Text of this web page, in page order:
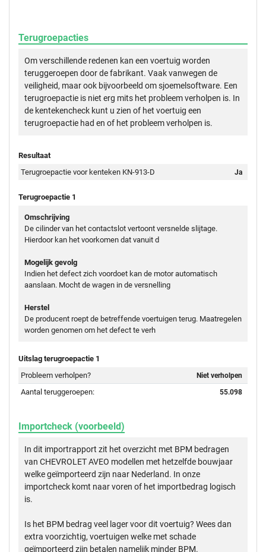
Terugroepacties
Om verschillende redenen kan een voertuig worden
teruggeroepen door de fabrikant. Vaak vanwegen de
veiligheid, maar ook bijvoorbeeld om sjoemelsoftware. Een
terugroepactie is niet erg mits het probleem verholpen is. In
de kentekencheck kunt u zien of het voertuig een
terugroepactie had en of het probleem verholpen is.
Resultaat
Terugroepactie voor kenteken KN-913-D
Ja
Terugroepactie 1
Omschrijving
De cilinder van het contactslot vertoont versnelde slijtage.
Hierdoor kan het voorkomen dat vanuit d
Mogelijk gevolg
Indien het defect zich voordoet kan de motor automatisch
aanslaan. Mocht de wagen in de versnelling
Herstel
De producent roept de betreffende voertuigen terug. Maatregelen
worden genomen om het defect te verh
Uitslag terugroepactie 1
Probleem verholpen?
Niet verholpen
Aantal teruggeroepen: 55.098
Importcheck (voorbeeld)
In dit importrapport zit het overzicht met BPM bedragen
van CHEVROLET AVEO modellen met hetzelfde bouwjaar
welke geïmporteerd zijn naar Nederland. In onze
importcheck komt naar voren of het importbedrag logisch
is.
Is het BPM bedrag veel lager voor dit voertuig? Wees dan
extra voorzichtig, voertuigen welke met schade
geïmporteerd zijn betalen namelijk minder BPM.